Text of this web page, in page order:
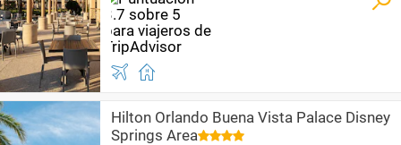
Hilton Orlando Buena Vista Palace Disney
Springs Area